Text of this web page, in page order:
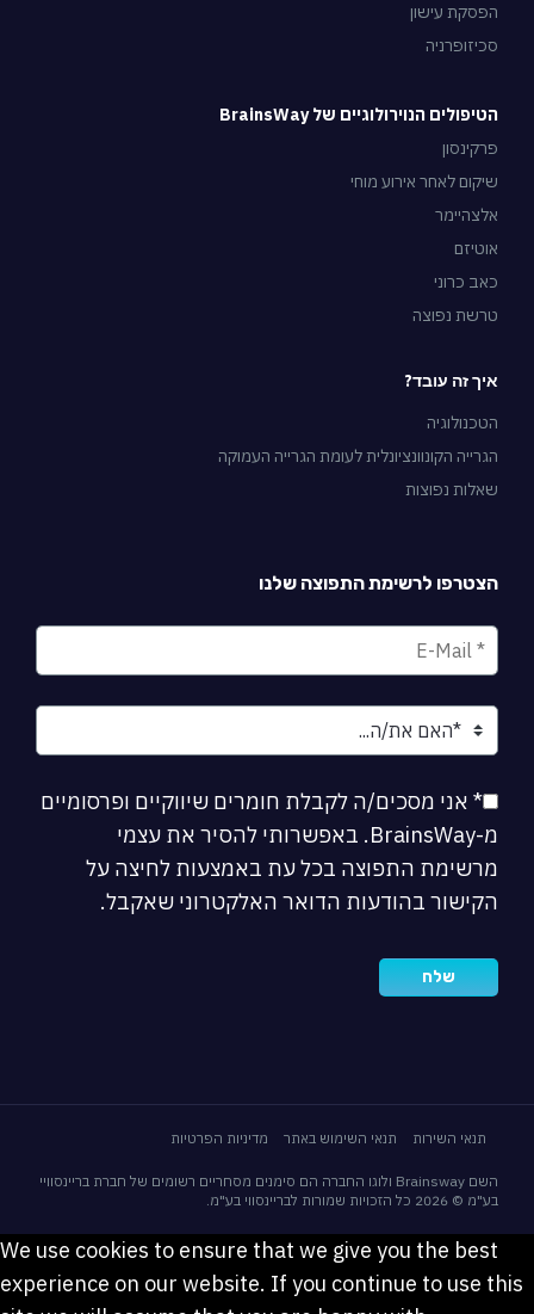
הפסקת עישון
סכיזופרניה
הטיפולים הנוירולוגיים של BrainsWay
פרקינסון
שיקום לאחר אירוע מוחי
אלצהיימר
אוטיזם
כאב כרוני
טרשת נפוצה
איך זה עובד?
הטכנולוגיה
הגרייה הקונוונציונלית לעומת הגרייה העמוקה
שאלות נפוצות
הצטרפו לרשימת התפוצה שלנו
* אני מסכים/ה לקבלת חומרים שיווקיים ופרסומיים
מ-BrainsWay. באפשרותי להסיר את עצמי
מרשימת התפוצה בכל עת באמצעות לחיצה על
הקישור בהודעות הדואר האלקטרוני שאקבל.
תנאי השירות תנאי השימוש באתר מדיניות הפרטיות
השם Brainsway ולוגו החברה הם סימנים מסחריים רשומים של חברת בריינסוויי
בע"מ © 2026 כל הזכויות שמורות לבריינסווי בע"מ.
We use cookies to ensure that we give you the best
experience on our website. If you continue to use this